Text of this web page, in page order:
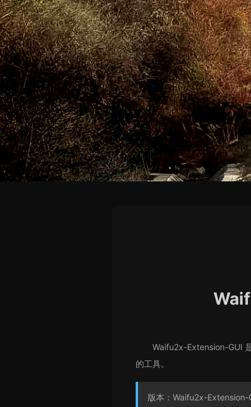
Waifu2x-Extension-GUI 是
的工具。
版本：Waifu2x-Extension-